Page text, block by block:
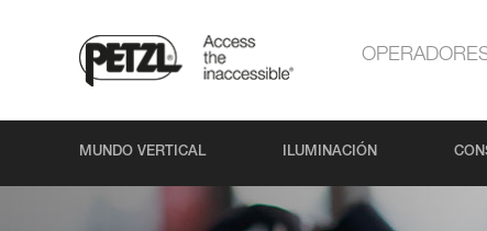
MUNDO VERTICAL ILUMINACIÓN